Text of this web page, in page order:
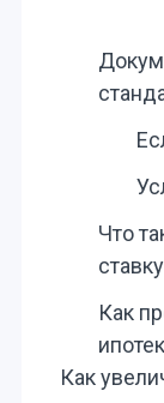
Что
ставку
Как
Как